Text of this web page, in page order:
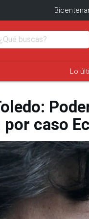
Lo
caso